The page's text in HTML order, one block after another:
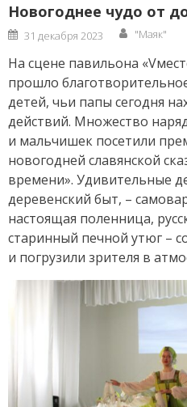
Новогоднее чудо от
Posted
on
31 декабря 2023 Author
"Маяк"
На сцене павильона
прошло
детей, чьи папы сегодня
действий. Множество
и мальчишек посетили
новогодней славянской
времени». Удивительные
деревенский быт, –
настоящая поленница,
старинный печной утюг –
и погрузили зрителя в